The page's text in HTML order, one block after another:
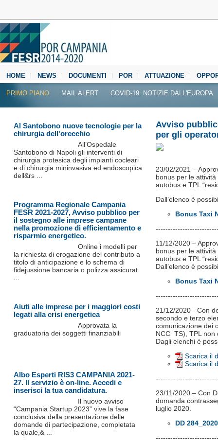
HOME NEWS DOCUMENTI POR ATTUAZIONE
MEDIA CENTER
PRIMO PIANO MAIL ALERT COVID-19: NOTIZIE DALL'EUROPA
Avviso
per gli
23/02/2021 –
bonus per le
autobus e TPL
Dall’elenco è
Bonus Taxi
11/12/2020 –
bonus per le
autobus e TPL
Dall’elenco è
Bonus Taxi
21/12/2020 - Con
secondo e terzo
comunicazione dei
NCC TS), TPL non
Dagli elenchi è
Scarica il
Scarica il
23/11/2020 – Con
domanda
luglio 2020.
DD
Al Santobono nuove tecnologie per la
chirurgia dell'orecchio
All’Ospedale
Santobono di Napoli gli interventi di
chirurgia protesica degli impianti cocleari
e di chirurgia mininvasiva ed endoscopica
dell&rs ...
Programma Regionale Campania
FESR 2021-2027, Avviso pubblico per
il sostegno alle imprese campane
nella promozione di efficientamento e
risparmio energetico.
Online i modelli per
la richiesta di erogazione del contributo a
titolo di anticipazione e lo schema di
fidejussione bancaria o polizza assicurat
Aiuti alle imprese per i maggiori costi
legati alla crisi energetica
Approvata la
graduatoria dei soggetti finanziabili
Albo Esperti RIS3 CAMPANIA 2021-
27. Il servizio è on-line. Accedi e
inserisci la tua candidatura.
Il nuovo avviso
“Campania Startup 2023” vive la fase
conclusiva della presentazione delle
domande di partecipazione, completata
la quale,& ...